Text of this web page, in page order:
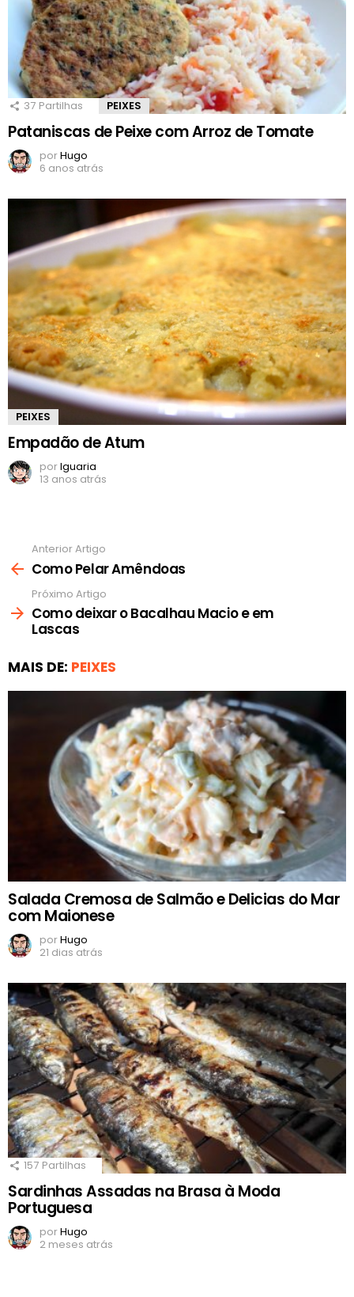
37 Partilhas PEIXES
Pataniscas de Peixe com Arroz de Tomate
porHugo
6 anos atrás
PEIXES
Empadão de Atum
porIguaria
13 anos atrás
mais
Anterior Artigo
Como Pelar Amêndoas
Próximo Artigo
Como deixar o Bacalhau Macio e em
Lascas
MAIS DE: PEIXES
Salada Cremosa de Salmão e Delicias do Mar
com Maionese
porHugo
21 dias atrás
157 Partilhas
Sardinhas Assadas na Brasa à Moda
Portuguesa
porHugo
2 meses atrás